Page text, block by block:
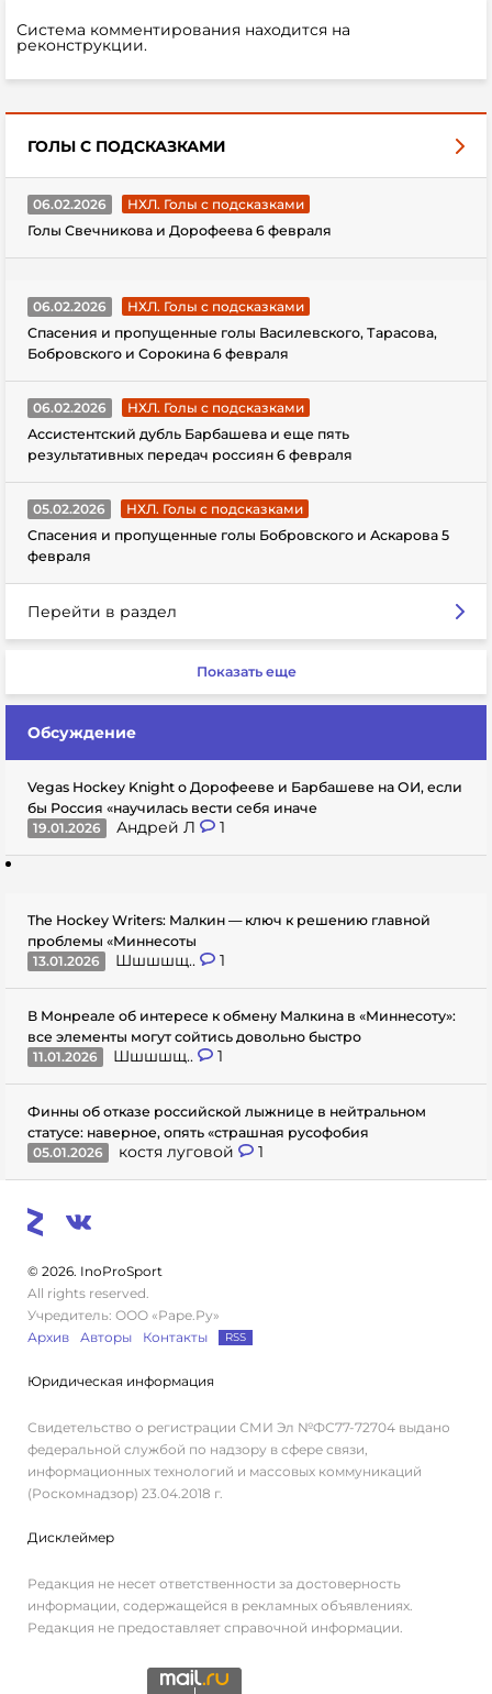
Система комментирования находится на
реконструкции.
ГОЛЫ С ПОДСКАЗКАМИ
06.02.2026
НХЛ. Голы с подсказками
Голы Свечникова и Дорофеева 6 февраля
06.02.2026
НХЛ. Голы с подсказками
Спасения и пропущенные голы Василевского, Тарасова,
Бобровского и Сорокина 6 февраля
06.02.2026
НХЛ. Голы с подсказками
Ассистентский дубль Барбашева и еще пять
результативных передач россиян 6 февраля
05.02.2026
НХЛ. Голы с подсказками
Спасения и пропущенные голы Бобровского и Аскарова 5
февраля
Перейти в раздел
Показать еще
Обсуждение
Vegas Hockey Knight о Дорофееве и Барбашеве на ОИ, если
бы Россия «научилась вести себя иначе
19.01.2026
Андрей Л 1
The Hockey Writers: Малкин — ключ к решению главной
проблемы «Миннесоты
13.01.2026
Шшшшщ.. 1
В Монреале об интересе к обмену Малкина в «Миннесоту»:
все элементы могут сойтись довольно быстро
11.01.2026
Шшшшщ.. 1
Финны об отказе российской лыжнице в нейтральном
статусе: наверное, опять «страшная русофобия
05.01.2026
костя луговой 1
© 2026. InoProSport
All rights reserved.
Учредитель: ООО «Раре.Ру»
Архив
Авторы Контакты RSS
Юридическая информация
Свидетельство о регистрации СМИ Эл №ФС77-72704 выдано
федеральной службой по надзору в сфере связи,
информационных технологий и массовых коммуникаций
(Роскомнадзор) 23.04.2018 г.
Дисклеймер
Редакция не несет ответственности за достоверность
информации, содержащейся в рекламных объявлениях.
Редакция не предоставляет справочной информации.